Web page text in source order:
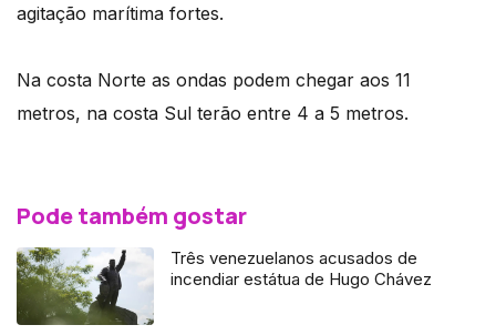
agitação marítima fortes.
Na costa Norte as ondas podem chegar aos 11
metros, na costa Sul terão entre 4 a 5 metros.
Pode também gostar
Três venezuelanos acusados de
incendiar estátua de Hugo Chávez